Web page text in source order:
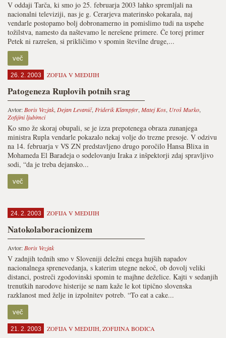
V oddaji Tarča, ki smo jo 25. februarja 2003 lahko spremljali na
nacionalni televiziji, nas je g. Cerarjeva materinsko pokarala, naj
vendarle postopamo bolj dobronamerno in pomislimo tudi na uspehe
tožilstva, namesto da naštevamo le nerešene primere. Če torej primer
Petek ni razrešen, si prikličimo v spomin številne druge,...
več
26. 2. 2003 ZOFIJA V MEDIJIH
Patogeneza Ruplovih potnih srag
Avtor: Boris Vezjak, Dejan Levanič, Friderik Klampfer, Matej Kos, Uroš Murko,
Zofijini ljubimci
Ko smo že skoraj obupali, se je izza prepotenega obraza zunanjega
ministra Rupla vendarle pokazalo nekaj volje do trezne presoje. V odzivu
na 14. februarja v VS ZN predstavljeno drugo poročilo Hansa Blixa in
Mohameda El Baradeja o sodelovanju Iraka z inšpektorji zdaj spravljivo
sodi, “da je treba dejansko...
več
24. 2. 2003 ZOFIJA V MEDIJIH
Natokolaboracionizem
Avtor: Boris Vezjak
V zadnjih tednih smo v Sloveniji deležni enega hujših napadov
nacionalnega sprenevedanja, s katerim utegne nekoč, ob dovolj veliki
distanci, postreči zgodovinski spomin te majhne deželice. Kajti v sedanjih
trenutkih narodove histerije se nam kaže le kot tipično slovenska
razklanost med želje in izpolnitev potreb. “To eat a cake...
več
21. 2. 2003 ZOFIJA V MEDIJIH, ZOFIJINA BODICA